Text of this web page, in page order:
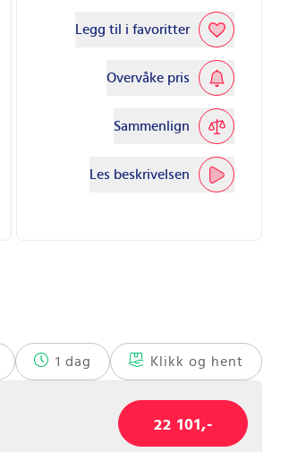
Legg til i favoritter
Overvåke pris
Sammenlign
Les beskrivelsen
1 dag Klikk og hent
22 101,-